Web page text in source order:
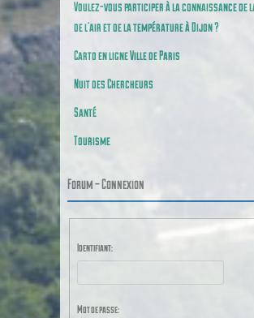
Voulez-vous participer à la connaissance de
de l’air et de la température à Dijon ?
Carto en ligne Ville de Paris
Nuit des Chercheurs
Santé
Tourisme
Forum – Connexion
Identifiant:
Mot de passe: